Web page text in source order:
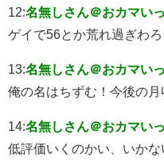
12:名無しさん＠おカマい
ゲイで56とか荒れ過ぎわ
13:名無しさん＠おカマい
俺の名はちずむ！今後の月
14:名無しさん＠おカマい
低評価いくのかい、いか